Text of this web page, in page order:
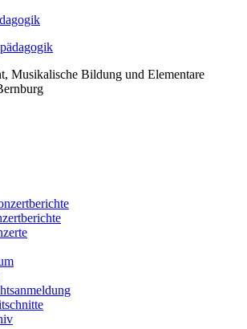
Musikalische Bildung und Elementare